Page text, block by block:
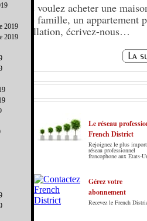
Vous voulez acheter une
votre famille, un appartement
installation, écrivez-nous…
qui
Le réseau
French District
Rejoignez le plus
réseau professionnel
francophone aux Etats-
Gérez votre
abonnement
Recevez le French
2019
2019